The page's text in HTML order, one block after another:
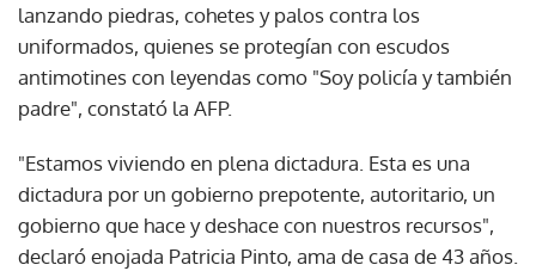
lanzando piedras, cohetes y palos contra los
uniformados, quienes se protegían con escudos
antimotines con leyendas como "Soy policía y también
padre", constató la AFP.
"Estamos viviendo en plena dictadura. Esta es una
dictadura por un gobierno prepotente, autoritario, un
gobierno que hace y deshace con nuestros recursos",
declaró enojada Patricia Pinto, ama de casa de 43 años.